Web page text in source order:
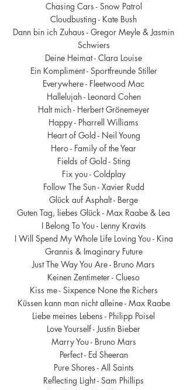
Chasing Cars - Snow Patrol
Cloudbusting - Kate Bush
Dann bin ich Zuhaus - Gregor Meyle & Jasmin
Schwiers
Deine Heimat - Clara Louise
Ein Kompliment - Sportfreunde Stiller
Everywhere - Fleetwood Mac
Hallelujah - Leonard Cohen
Halt mich - Herbert Grönemeyer
Happy - Pharrell Williams
Heart of Gold - Neil Young
Hero - Family of the Year
Fields of Gold - Sting
Fix you - Coldplay
Follow The Sun - Xavier Rudd
Glück auf Asphalt - Berge
Guten Tag, liebes Glück - Max Raabe & Lea
I Belong To You - Lenny Kravits
I Will Spend My Whole Life Loving You - Kina
Grannis & Imaginary Future
Just The Way You Are - Bruno Mars
Keinen Zentimeter - Clueso
Kiss me - Sixpence None the Richers
Küssen kann man nicht alleine - Max Raabe
Liebe meines Lebens - Philipp Poisel
Love Yourself - Justin Bieber
Marry You - Bruno Mars
Perfect - Ed Sheeran
Pure Shores - All Saints
Reflecting Light - Sam Phillips